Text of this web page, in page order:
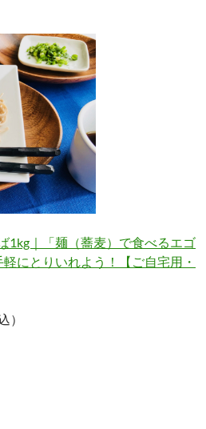
1kg｜「麺（蕎麦）で食べるエゴ
にとりいれよう！【ご自宅用・